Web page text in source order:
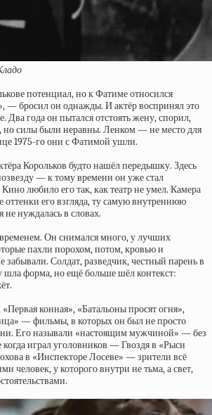
потенциал, но к Фатиме относился
— бросил он однажды. И актёр воспринял это
Два года он пытался отстоять жену, спорил,
но силы были неравны. Ленком — не место для
1975-го они с Фатимой ушли.
Корольков будто нашёл передышку. Здесь
— к тому времени он уже стал
любило его так, как театр не умел. Камера
оттенки его взгляда, ту самую внутреннюю
не нуждалась в словах.
Он снимался много, у лучших
пахли порохом, потом, кровью и
забывали. Солдат, разведчик, честный парень в
форма, но ещё больше шёл контекст:
конная», «Батальоны просят огня»,
— фильмы, в которых он был не просто
Его называли «настоящим мужчиной» — без
играл уголовников — Гвоздя в «Рыси
в «Инспекторе Лосеве» — зрители всё
человек, у которого внутри не тьма, а свет,